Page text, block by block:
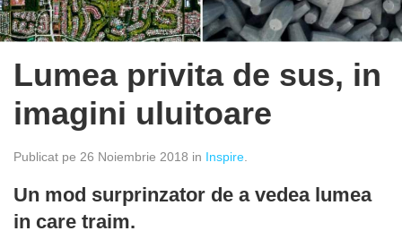
Lumea privita de sus, in
imagini uluitoare
Publicat pe 26 Noiembrie 2018 in Inspire
Un mod surprinzator de a vedea lumea
in care traim.